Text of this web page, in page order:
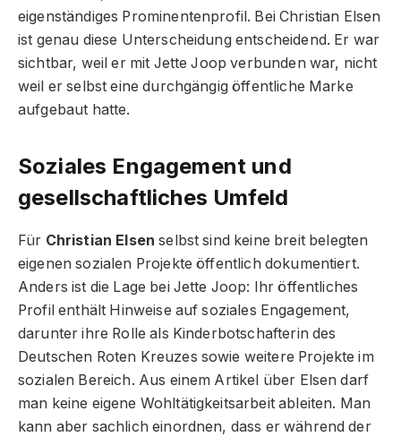
eigenständiges Prominentenprofil. Bei Christian Elsen
ist genau diese Unterscheidung entscheidend. Er war
sichtbar, weil er mit Jette Joop verbunden war, nicht
weil er selbst eine durchgängig öffentliche Marke
aufgebaut hatte.
Soziales Engagement und
gesellschaftliches Umfeld
Für Christian Elsen selbst sind keine breit belegten
eigenen sozialen Projekte öffentlich dokumentiert.
Anders ist die Lage bei Jette Joop: Ihr öffentliches
Profil enthält Hinweise auf soziales Engagement,
darunter ihre Rolle als Kinderbotschafterin des
Deutschen Roten Kreuzes sowie weitere Projekte im
sozialen Bereich. Aus einem Artikel über Elsen darf
man keine eigene Wohltätigkeitsarbeit ableiten. Man
kann aber sachlich einordnen, dass er während der